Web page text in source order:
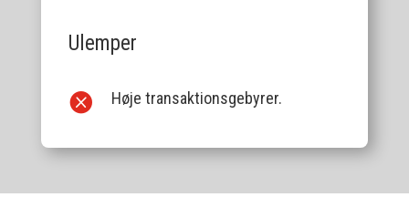
Ulemper
 Høje transaktionsgebyrer.